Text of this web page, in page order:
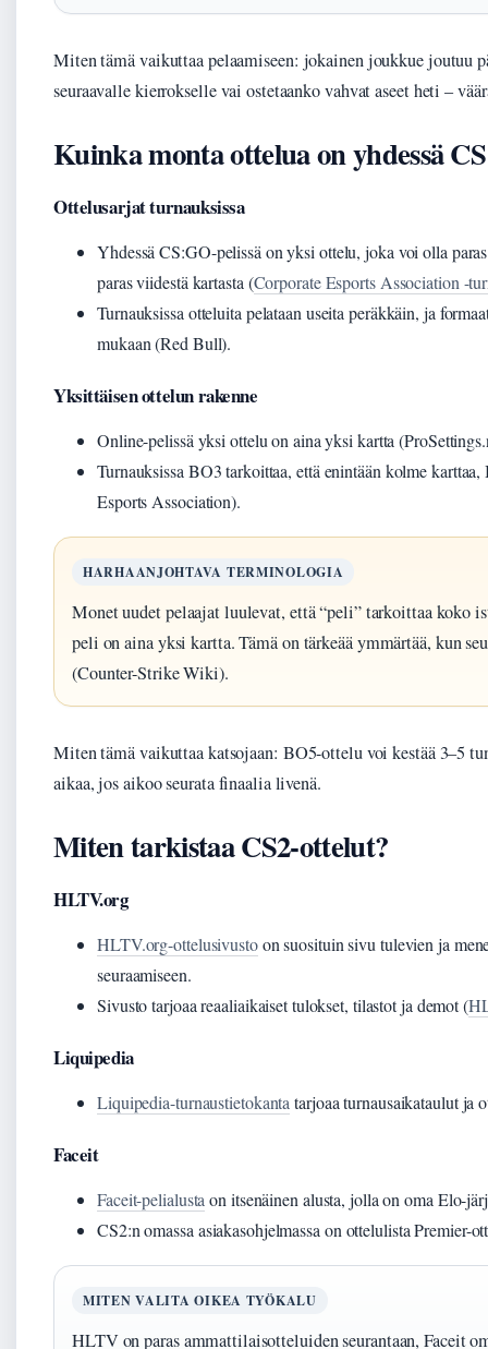
Miten tämä vaikuttaa pelaamiseen: jokainen joukkue joutuu
seuraavalle kierrokselle vai ostetaanko vahvat aseet heti –
Kuinka monta ottelua on yhdessä
Ottelusarjat turnauksissa
Yhdessä CS:GO-pelissä on yksi ottelu, joka voi olla
paras viidestä kartasta (Corporate Esports Association -
Turnauksissa otteluita pelataan useita peräkkäin, ja
mukaan (Red Bull).
Yksittäisen ottelun rakenne
Online-pelissä yksi ottelu on aina yksi kartta
Turnauksissa BO3 tarkoittaa, että enintään kolme
Esports Association).
HARHAANJOHTAVA TERMINOLOGIA
Monet uudet pelaajat luulevat, että “peli” tarkoittaa koko
peli on aina yksi kartta. Tämä on tärkeää ymmärtää, kun
(Counter-Strike Wiki).
Miten tämä vaikuttaa katsojaan: BO5-ottelu voi kestää 3–5
aikaa, jos aikoo seurata finaalia livenä.
Miten tarkistaa CS2-ottelut?
HLTV.org
HLTV.org-ottelusivustoon suosituin sivu tulevien ja
seuraamiseen.
Sivusto tarjoaa reaaliaikaiset tulokset, tilastot ja demot (
Liquipedia
Liquipedia-turnaustietokanta tarjoaa turnausaikataulut ja
Faceit
Faceit-pelialusta on itsenäinen alusta, jolla on oma Elo-
CS2:n omassa asiakasohjelmassa on ottelulista Premier-
MITEN VALITA OIKEA TYÖKALU
HLTV on paras ammattilaisotteluiden seurantaan, Faceit